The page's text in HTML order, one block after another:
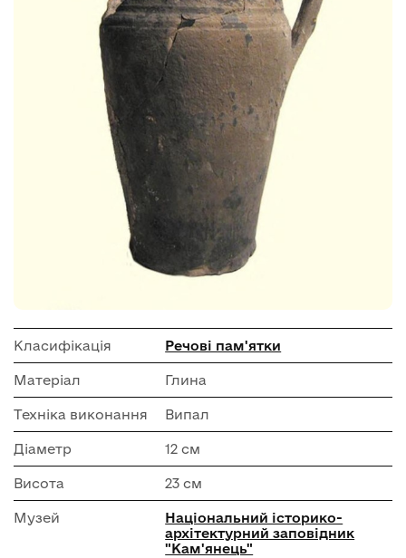
Класифікація Речові пам'ятки
Матеріал Глина
Техніка виконання Випал
Діаметр 12 см
Висота 23 см
Музей
Національний історико-
архітектурний заповідник
"Кам'янець"